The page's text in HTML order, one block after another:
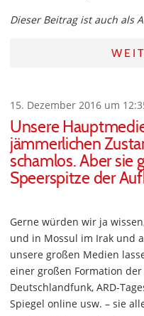
Dieser Beitrag ist auch als
15. Dezember 2016 um
Unsere
jämmerlichen
schamlos. Aber sie
Speerspitze der
Gerne würden wir ja
und in Mossul im Irak und
unsere großen Medien
einer großen Formation
Deutschlandfunk, ARD-
Spiegel online usw. – sie